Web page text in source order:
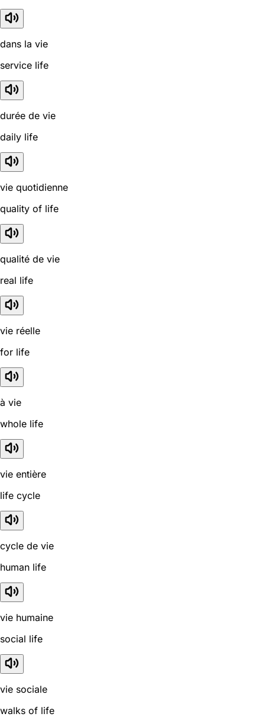
dans la vie
service life
durée de vie
daily life
vie quotidienne
quality of life
qualité de vie
real life
vie réelle
for life
à vie
whole life
vie entière
life cycle
cycle de vie
human life
vie humaine
social life
vie sociale
walks of life